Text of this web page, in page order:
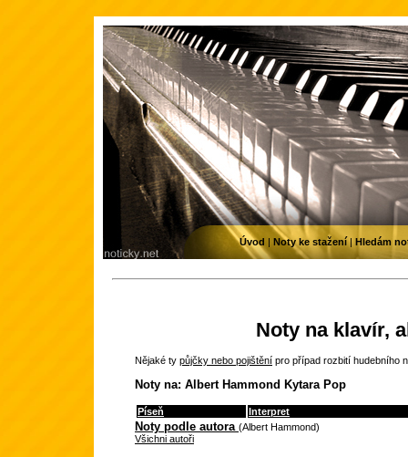
Noty na klavír,
Nějaké ty půjčky nebo pojištění pro případ rozbití hudebního
Noty na: Albert Hammond Kytara Pop
Píseň Interpret
Noty podle autora (Albert Hammond)
Všichni autoři
Úvod | Noty ke stažení| Hledám